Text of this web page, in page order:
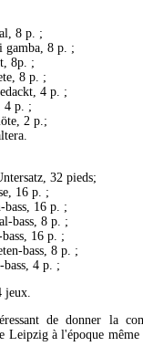
8 p. ;
gamba, 8 p. ;
8p. ;
8 p. ;
4 p. ;
4 p. ;
2 p.;
32 pieds;
16 p. ;
16 p. ;
bass, 8 p. ;
16 p. ;
bass, 8 p. ;
4 p. ;
jeux.
de donner la
Leipzig à l'époque